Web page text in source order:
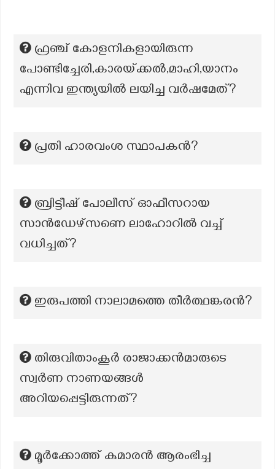
ഫ്രഞ്ച് കോളനികളായിരുന്ന
പോണ്ടിച്ചേരി,കാരയ്‌ക്കൽ,മാഹി,യാനം
എന്നിവ ഇന്ത്യയിൽ ലയിച്ച വർഷമേത്?
പ്രതി ഹാരവംശ സ്ഥാപകൻ?
ബ്രിട്ടീഷ് പോലീസ് ഓഫീസറായ
സാൻഡേഴ്സണെ ലാഹോറിൽ വച്ച്
വധിച്ചത്?
ഇരുപത്തി നാലാമത്തെ തീർത്ഥങ്കരൻ?
തിരുവിതാംകൂർ രാജാക്കൻമാരുടെ
സ്വർണ നാണയങ്ങൾ
അറിയപ്പെട്ടിരുന്നത്?
മൂര്‍ക്കോത്ത് കുമാരന്‍ ആരംഭിച്ച